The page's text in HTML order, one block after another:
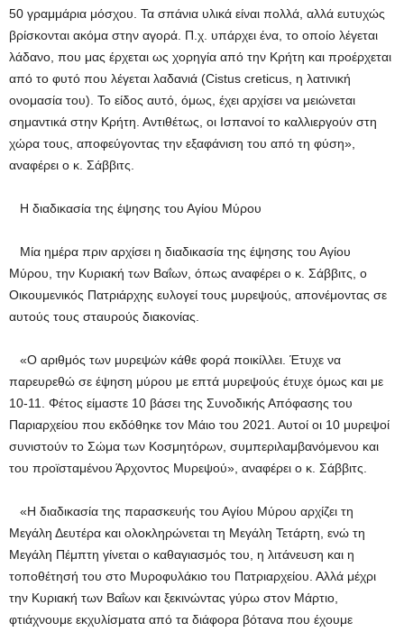
50 γραμμάρια μόσχου. Τα σπάνια υλικά είναι πολλά, αλλά ευτυχώς
βρίσκονται ακόμα στην αγορά. Π.χ. υπάρχει ένα, το οποίο λέγεται
λάδανο, που μας έρχεται ως χορηγία από την Κρήτη και προέρχεται
από το φυτό που λέγεται λαδανιά (Cistus creticus, η λατινική
ονομασία του). Το είδος αυτό, όμως, έχει αρχίσει να μειώνεται
σημαντικά στην Κρήτη. Αντιθέτως, οι Ισπανοί το καλλιεργούν στη
χώρα τους, αποφεύγοντας την εξαφάνιση του από τη φύση»,
αναφέρει ο κ. Σάββιτς.
H διαδικασία της έψησης του Αγίου Μύρου
Μία ημέρα πριν αρχίσει η διαδικασία της έψησης του Αγίου
Μύρου, την Κυριακή των Βαΐων, όπως αναφέρει ο κ. Σάββιτς, ο
Οικουμενικός Πατριάρχης ευλογεί τους μυρεψούς, απονέμοντας σε
αυτούς τους σταυρούς διακονίας.
«Ο αριθμός των μυρεψών κάθε φορά ποικίλλει. Έτυχε να
παρευρεθώ σε έψηση μύρου με επτά μυρεψούς έτυχε όμως και με
10-11. Φέτος είμαστε 10 βάσει της Συνοδικής Απόφασης του
Παριαρχείου που εκδόθηκε τον Μάιο του 2021. Αυτοί οι 10 μυρεψοί
συνιστούν το Σώμα των Κοσμητόρων, συμπεριλαμβανόμενου και
του προϊσταμένου Άρχοντος Μυρεψού», αναφέρει ο κ. Σάββιτς.
«Η διαδικασία της παρασκευής του Αγίου Μύρου αρχίζει τη
Μεγάλη Δευτέρα και ολοκληρώνεται τη Μεγάλη Τετάρτη, ενώ τη
Μεγάλη Πέμπτη γίνεται ο καθαγιασμός του, η λιτάνευση και η
τοποθέτησή του στο Μυροφυλάκιο του Πατριαρχείου. Αλλά μέχρι
την Κυριακή των Βαΐων και ξεκινώντας γύρω στον Μάρτιο,
φτιάχνουμε εκχυλίσματα από τα διάφορα βότανα που έχουμε